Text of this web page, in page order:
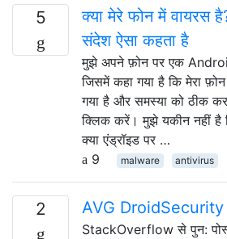
5
क्या मेरे फोन में वायरस
संदेश ऐसा कहता है
मुझे अपने फ़ोन पर एक
जिसमें कहा गया है कि मेरा
गया है और समस्या को ठीक
क्लिक करें। मुझे यकीन नहीं है
क्या एंड्रॉइड पर …
9
malware antivirus
2 AVG DroidSecurity
StackOverflow से पुन: